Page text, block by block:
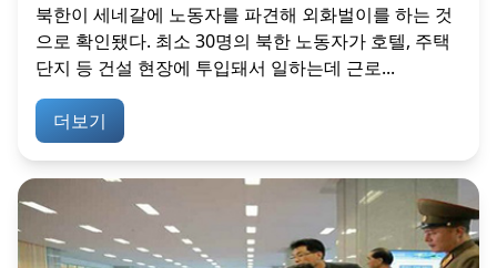
북한이 세네갈에 노동자를 파견해 외화벌이를 하는 것
으로 확인됐다. 최소 30명의 북한 노동자가 호텔, 주택
단지 등 건설 현장에 투입돼서 일하는데 근로...
더보기